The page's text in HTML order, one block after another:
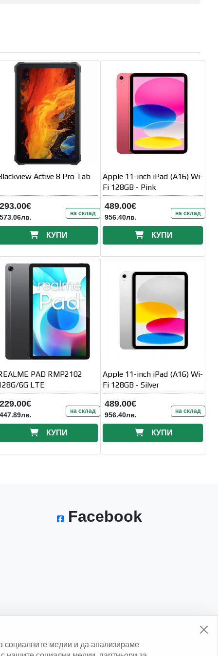
Active 8 Pro Tab
293.00€
573.06лв. на склад
КУПИ
Apple 11-inch iPad (A16) Wi-
Fi 128GB - Pink
489.00€
956.40лв. на склад
КУПИ
PAD RMP2102
6G LTE
229.00€
447.89лв. на склад
КУПИ
Apple 11-inch iPad (A16) Wi-
Fi 128GB - Silver
489.00€
956.40лв. на склад
КУПИ
Facebook
социалните медии и да анализираме